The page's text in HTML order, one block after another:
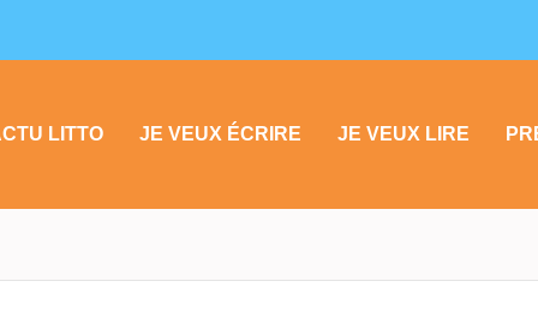
LITTO JE VEUX ÉCRIRE JE VEUX LIRE